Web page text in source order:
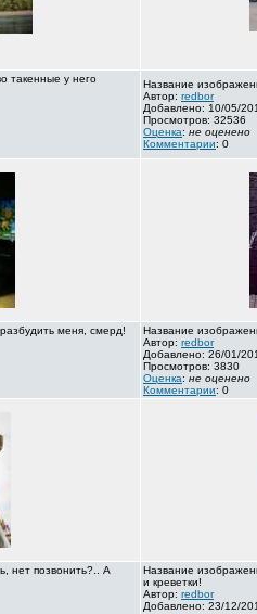
такенные у него
Название
Автор: redbor
Добавлено: 10/05/
Просмотров: 32536
Оценка: не оценено
Комментарии: 0
меня, смерд!
Название
Автор: redbor
Добавлено: 26/01/
Просмотров: 3830
Оценка: не оценено
Комментарии: 0
нет позвонить?.. А
Название
и креветки!
Автор: redbor
Добавлено: 23/12/